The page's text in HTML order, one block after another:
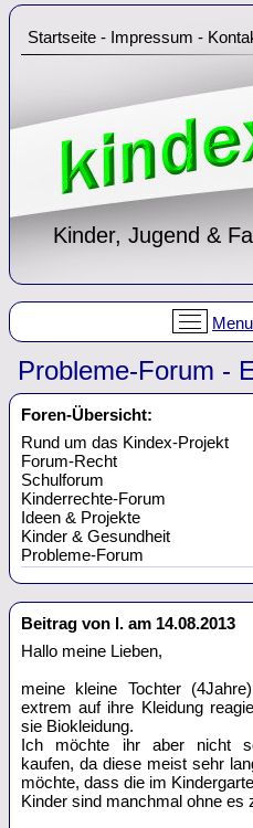
Kinder, Jugend &
Probleme-Forum -
Foren-Übersicht:
Rund um das Kindex-Projekt
Forum-Recht
Schulforum
Kinderrechte-Forum
Ideen & Projekte
Kinder & Gesundheit
Probleme-Forum
Beitrag von l. am 14.08.2013
Hallo meine Lieben,
meine kleine Tochter
extrem auf ihre Kleidung
sie Biokleidung.
Ich möchte ihr aber nicht
kaufen, da diese meist sehr
möchte, dass die im
Kinder sind manchmal ohne es
Startseite - Impressum -